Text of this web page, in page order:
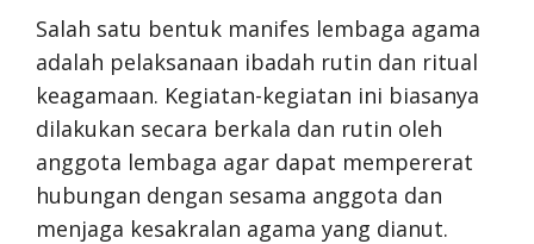
Salah satu bentuk manifes lembaga agama
adalah pelaksanaan ibadah rutin dan ritual
keagamaan. Kegiatan-kegiatan ini biasanya
dilakukan secara berkala dan rutin oleh
anggota lembaga agar dapat mempererat
hubungan dengan sesama anggota dan
menjaga kesakralan agama yang dianut.